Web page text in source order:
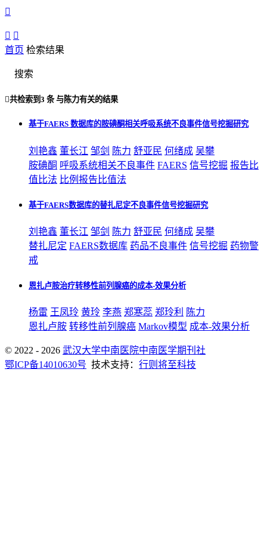

 
首页 检索结果
搜索
共检索到 3 条与陈力有关的结果
基于FAERS 数据库的胺碘酮相关呼吸系统不良事件信号挖掘研究
刘艳鑫 董长江 邹剑 陈力 舒亚民 何绪成 吴攀
胺碘酮 呼吸系统相关不良事件 FAERS 信号挖掘 报告比
值比法 比例报告比值法
基于FAERS数据库的替扎尼定不良事件信号挖掘研究
刘艳鑫 董长江 邹剑 陈力 舒亚民 何绪成 吴攀
替扎尼定 FAERS数据库 药品不良事件 信号挖掘 药物警
戒
恩扎卢胺治疗转移性前列腺癌的成本-效果分析
杨雷 王凤玲 黄玲 李燕 郑寒蕊 郑玲利
陈力
恩扎卢胺 转移性前列腺癌 Markov模型 成本-效果分析
© 2022 - 2026 武汉大学中南医院中南医学期刊社
鄂ICP备14010630号 技术支持： 行则将至科技